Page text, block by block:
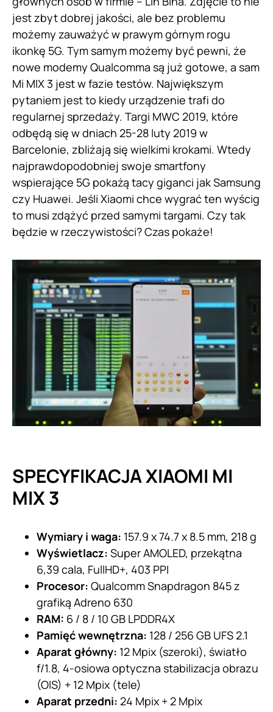
jest zbyt dobrej jakości, ale bez problemu
możemy zauważyć w prawym górnym rogu
ikonkę 5G. Tym samym możemy być pewni, że
nowe modemy Qualcomma są już gotowe, a sam
Mi MIX 3 jest w fazie testów. Największym
pytaniem jest to kiedy urządzenie trafi do
regularnej sprzedaży. Targi MWC 2019, które
odbędą się w dniach 25-28 luty 2019 w
Barcelonie, zbliżają się wielkimi krokami. Wtedy
najprawdopodobniej swoje smartfony
wspierające 5G pokażą tacy giganci jak Samsung
czy Huawei. Jeśli Xiaomi chce wygrać ten wyścig
to musi zdążyć przed samymi targami. Czy tak
będzie w rzeczywistości? Czas pokaże!
SPECYFIKACJA XIAOMI MI
MIX 3
Wymiary i waga: 157.9 x 74.7 x 8.5 mm, 218 g
Wyświetlacz: Super AMOLED, przekątna
6,39 cala, FullHD+, 403 PPI
Procesor: Qualcomm Snapdragon 845 z
grafiką Adreno 630
RAM: 6 / 8 / 10 GB LPDDR4X
Pamięć wewnętrzna: 128 / 256 GB UFS 2.1
Aparat główny: 12 Mpix (szeroki), światło
f/1.8, 4-osiowa optyczna stabilizacja obrazu
(OIS) + 12 Mpix (tele)
Aparat przedni: 24 Mpix + 2 Mpix